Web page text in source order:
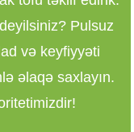
Pulsuz
və keyfiyyəti
əlaqə saxlayın.